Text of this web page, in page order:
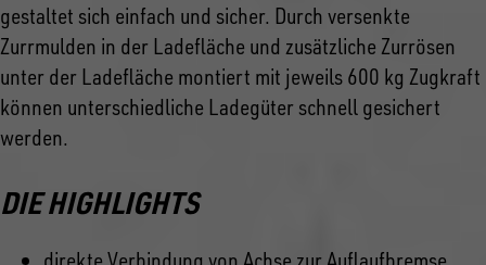
gestaltet sich einfach und sicher. Durch versenkte
Zurrmulden in der Ladefläche und zusätzliche Zurrösen
unter der Ladefläche montiert mit jeweils 600 kg Zugkraft
können unterschiedliche Ladegüter schnell gesichert
werden.
DIE HIGHLIGHTS